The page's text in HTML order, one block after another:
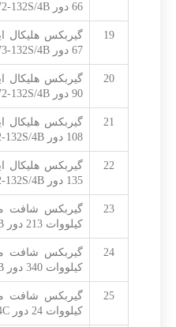
66 دور MR472-132S/4B
19
67 دور MR373-132S/4B
20
90 دور MR372-132S/4B
21
108 دور MR372-132S/4B
22
135 دور MR372-132S/4B
23
کیلووات 213 دور MR372-132S/4B
24
کیلووات 340 دور MR372-132S/4B
25
کیلووات 24 دور MR673-132M/4C